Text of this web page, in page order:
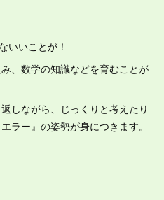
いいことが！
、数学の知識などを育むことが
しながら、じっくりと考えたり
ラー』の姿勢が身につきます。